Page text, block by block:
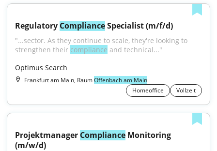
Regulatory Compliance Specialist (m/f/d)
"...sector. As they continue to scale, they're looking to
strengthen their compliance and technical..."
Optimus Search
Frankfurt am Main, RaumOffenbach am Main
Homeoffice
Vollzeit
Projektmanager Compliance Monitoring
(m/w/d)